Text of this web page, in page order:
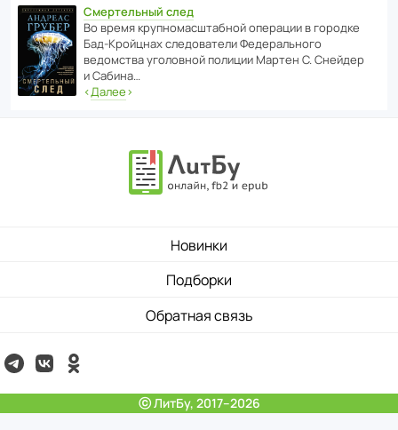
Смертельный след
Во время круп­но­мас­ш­та­бной операции в городке
Бад‑Крой­цнах следо­ва­тели Феде­раль­ного
ведомства уголо­вной полиции Мартен С. Снейдер
и Сабина…
‹Далее›
Новинки
Подборки
Обратная связь
ⓒ ЛитБу, 2017–2026